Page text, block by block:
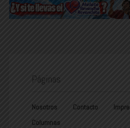
Páginas
Nosotros Contacto
Columnas